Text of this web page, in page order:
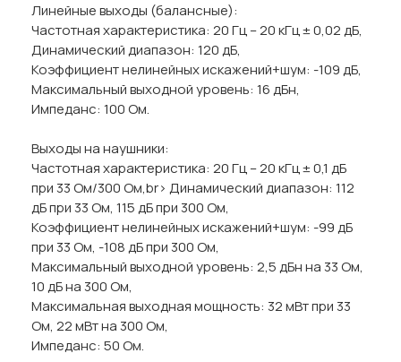
Линейные выходы (балансные):
Частотная характеристика: 20 Гц – 20 кГц ± 0,02 дБ,
Динамический диапазон: 120 дБ,
Коэффициент нелинейных искажений+шум: -109 дБ,
Максимальный выходной уровень: 16 дБн,
Импеданс: 100 Ом.
Выходы на наушники:
Частотная характеристика: 20 Гц – 20 кГц ± 0,1 дБ
при 33 Ом/300 Ом,br> Динамический диапазон: 112
дБ при 33 Ом, 115 дБ при 300 Ом,
Коэффициент нелинейных искажений+шум: -99 дБ
при 33 Ом, -108 дБ при 300 Ом,
Максимальный выходной уровень: 2,5 дБн на 33 Ом,
10 дБ на 300 Ом,
Максимальная выходная мощность: 32 мВт при 33
Ом, 22 мВт на 300 Ом,
Импеданс: 50 Ом.